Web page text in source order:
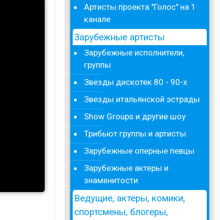
Артисты проекта "Голос" на 1
канале
Зарубежные артисты
Зарубежные исполнители,
группы
Звезды дискотек 80 - 90-х
Звезды итальянской эстрады
Show Groups и другие шоу
Трибьют группы и артисты
Зарубежные оперные певцы
Зарубежные актеры и
знаменитости
Ведущие, актеры, комики,
спортсмены, блогеры,